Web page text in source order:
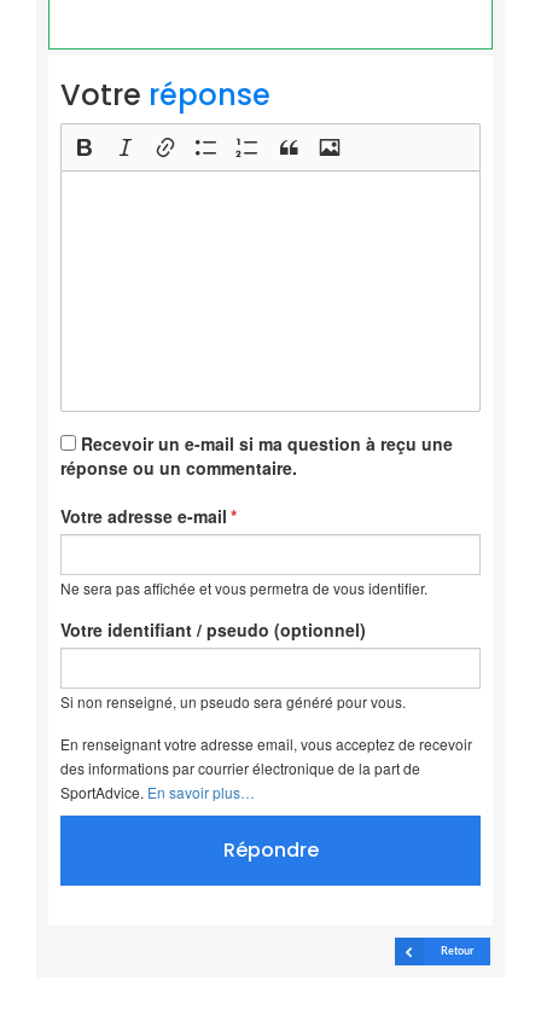
Votre réponse
Recevoir un e-mail si ma question à reçu une
réponse ou un commentaire.
Votre adresse e-mail
Ne sera pas affichée et vous permetra de vous identifier.
Votre identifiant / pseudo (optionnel)
Si non renseigné, un pseudo sera généré pour vous.
En renseignant votre adresse email, vous acceptez de recevoir
des informations par courrier électronique de la part de
SportAdvice. En savoir plus…
Répondre
Retour